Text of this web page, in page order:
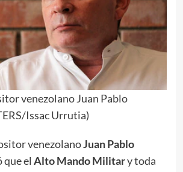
venezolano Juan Pablo
Issac Urrutia)
venezolanoJuan Pablo
que el Alto Mando Military toda